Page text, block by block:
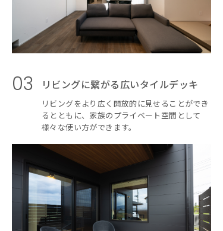
03 リビングに繋がる広いタイルデッキ
リビングをより広く開放的に見せることができ
るとともに、家族のプライベート空間として
様々な使い方ができます。